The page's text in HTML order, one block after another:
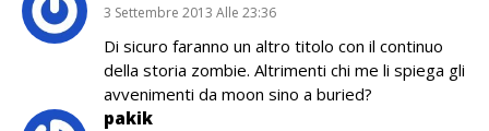
3 Settembre 2013 Alle 23:36
Di sicuro faranno un altro titolo con il continuo
della storia zombie. Altrimenti chi me li spiega gli
avvenimenti da moon sino a buried?
pakik